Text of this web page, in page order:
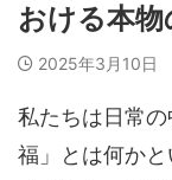
おける本
2025年3月10日
私たちは日常
福」とは何か